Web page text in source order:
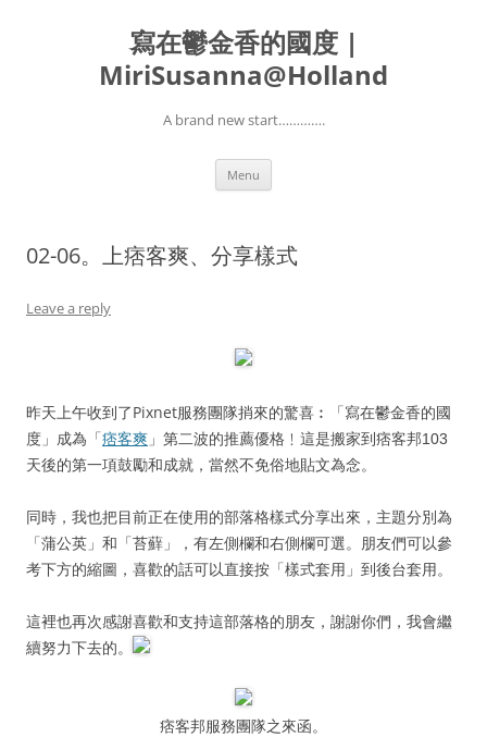
寫在鬱金香的國度 |
MiriSusanna@Holland
A brand new start………….
Menu
02-06。上痞客爽、分享樣式
Leave a reply
昨天上午收到了Pixnet服務團隊捎來的驚喜︰
「寫在鬱金香的國
度」成為 「痞客爽 」第二波的推薦優格﹗這是搬家到痞客邦103
天後的第一項鼓勵和成就，當然不免俗地貼文為念。
同時，我也把目前正在使用的部落格樣式分享出來，主題分別為
「蒲公英」和 「苔蘚」，有左側欄和右側欄可選。朋友們可以參
考下方的縮圖，喜歡的話可以直接按 「樣式套用」到後台套用。
這裡也再次感謝喜歡和支持這部落格的朋友，謝謝你們，我會繼
續努力下去的。
痞客邦服務團隊之來函。